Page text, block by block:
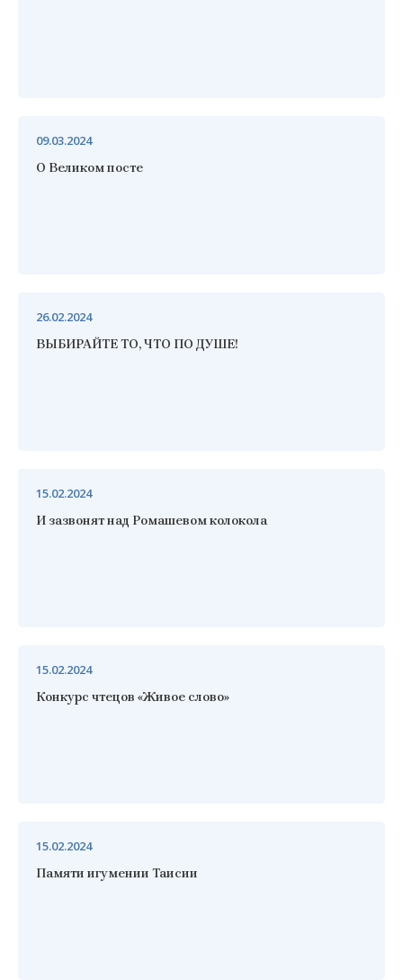
О Великом посте
09.03.2024
ВЫБИРАЙТЕ ТО, ЧТО ПО ДУШЕ!
26.02.2024
И зазвонят над Ромашевом колокола
15.02.2024
Конкурс чтецов «Живое слово»
15.02.2024
Памяти игумении Таисии
15.02.2024